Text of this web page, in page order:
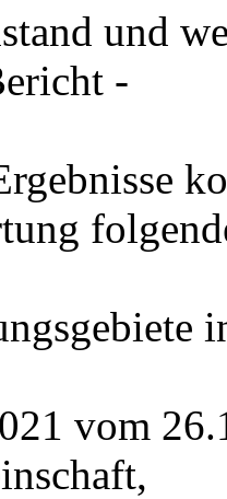
und
-
vom